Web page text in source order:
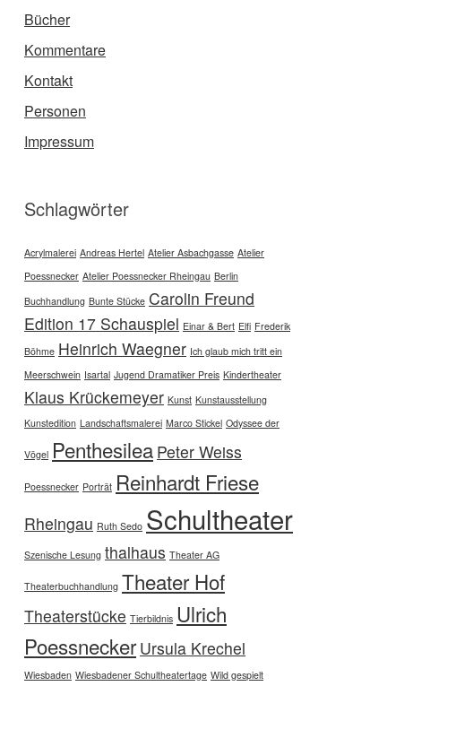
Bücher
Kommentare
Kontakt
Personen
Impressum
Schlagwörter
Acrylmalerei Andreas Hertel Atelier Asbachgasse Atelier
Poessnecker Atelier Poessnecker Rheingau Berlin
Buchhandlung Bunte Stücke Carolin Freund
Edition 17 Schauspiel Einar & Bert Elfi Frederik
Böhme Heinrich Waegner Ich glaub mich tritt ein
Meerschwein Isartal Jugend Dramatiker Preis Kindertheater
Klaus Krückemeyer Kunst Kunstausstellung
Kunstedition Landschaftsmalerei Marco Stickel Odyssee der
Vögel Penthesilea Peter Weiss
Poessnecker Porträt Reinhardt Friese
Rheingau Ruth Sedo Schultheater
Szenische Lesung thalhaus Theater AG
Theaterbuchhandlung Theater Hof
Theaterstücke Tierbildnis Ulrich
Poessnecker Ursula Krechel
Wiesbaden Wiesbadener Schultheatertage Wild gespielt